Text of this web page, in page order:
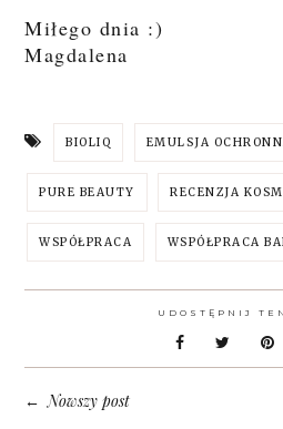
Miłego dnia :)
Magdalena
BIOLIQ EMULSJA
PURE BEAUTY RECENZJA
WSPÓŁPRACA WSPÓŁPRACA
UDOSTĘPNIJ
←Nowszy post